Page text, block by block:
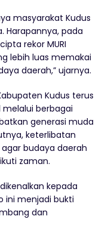
masyarakat Kudus
Harapannya, pada
rekor MURI
lebih luas memakai
daerah,” ujarnya.
Kudus terus
berbagai
generasi muda
keterlibatan
budaya daerah
zaman.
kepada
ini menjadi bukti
dan